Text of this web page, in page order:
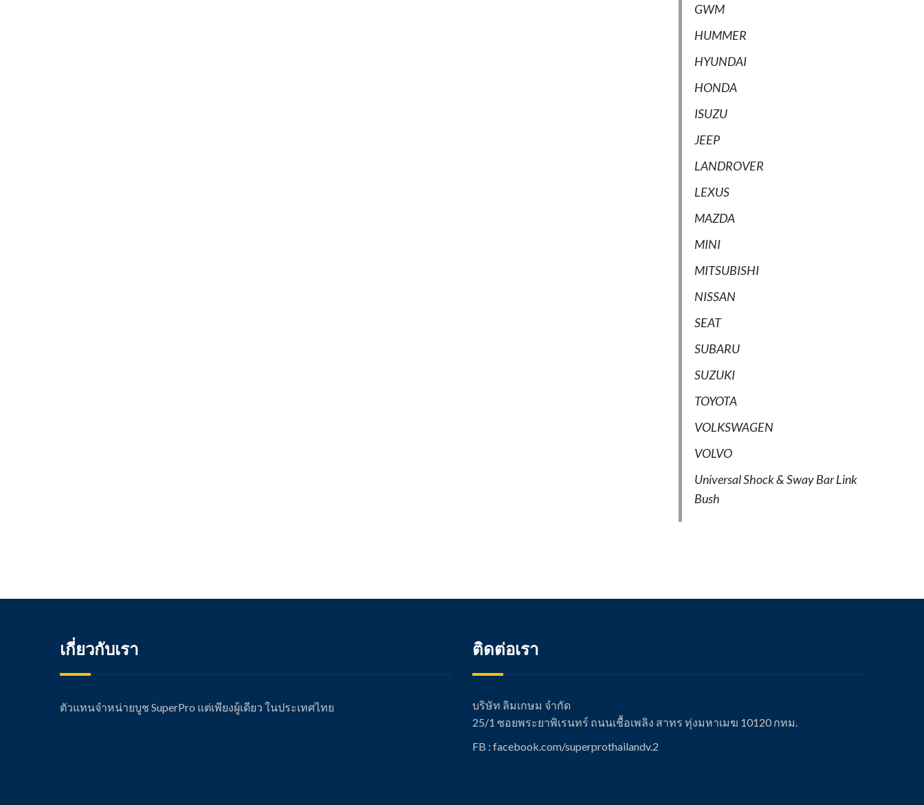
GWM
HUMMER
HYUNDAI
HONDA
ISUZU
JEEP
LANDROVER
LEXUS
MAZDA
MINI
MITSUBISHI
NISSAN
SEAT
SUBARU
SUZUKI
TOYOTA
VOLKSWAGEN
VOLVO
Universal Shock & Sway Bar Link
Bush
เกี่ยวกับเรา
ตัวแทนจำหน่ายบูช SuperPro แต่เพียงผู้เดียว ในประเทศไทย
ติดต่อเรา
บริษัท ลิมเกษม จำกัด
25/1 ซอยพระยาพิเรนทร์ ถนนเชื้อเพลิง สาทร ทุ่งมหาเมฆ 10120 กทม.
FB : facebook.com/superprothailandv.2